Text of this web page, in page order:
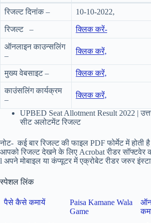
रिजल्ट दिनांक – 10-10-2022,
रिजल्ट – क्लिक करें-
ऑनलाइन काउन्सलिंग
–
क्लिक करें,
मुख्य वेबसाइट – क्लिक करें,
काउंसलिंग कार्यक्रम
–
क्लिक करें,
UPBED Seat Allotment Result 2022 |
सीट अलोटमेंट रिजल्ट
नोट- कई बार रिजल्ट की फाइल PDF फोर्मेट में होती
आपको रिजल्ट देखने के लिए Acrobat रीडरसॉफ्टवेर
l अपने मोबाइल या कंप्यूटर में एक्रोबेट रीडर जरुर
स्पेशल लिंक
पैसे कैसे कमायें
Paisa Kamane Wala
Game